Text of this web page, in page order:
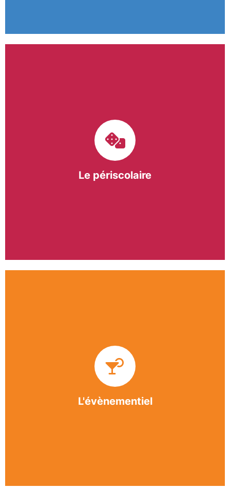
Le périscolaire
bergeracois. A travers les Temps d’Activités
Périscolaires (TAP) et les Pauses Méridiennes, nous
apportons une réponse adaptée et individualisée
L'évènementiel
BASE apporte des solutions innovantes et
originales dans l’organisation des manifestations,
festivals, conventions, colloques et assemblées